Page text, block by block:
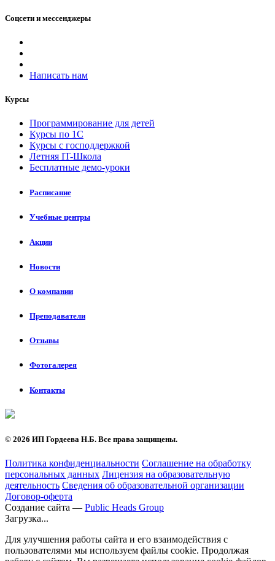
Соцсети и мессенджеры
Написать нам
Курсы
Программирование для детей
Курсы по 1С
Курсы с господдержкой
Летняя IT-Школа
Бесплатные демо-уроки
Расписание
Учебные центры
Акции
Новости
О компании
Преподаватели
Отзывы
Фотогалерея
Контакты
© 2026 ИП Гордеева Н.Б. Все права защищены.
Политика конфиденциальности Соглашение на обработку
персональных данных Лицензия на образовательную
деятельность Сведения об образовательной организации
Договор-оферта
Создание сайта — Public Heads Group
Загрузка...
Для улучшения работы сайта и его взаимодействия с
пользователями мы используем файлы cookie. Продолжая